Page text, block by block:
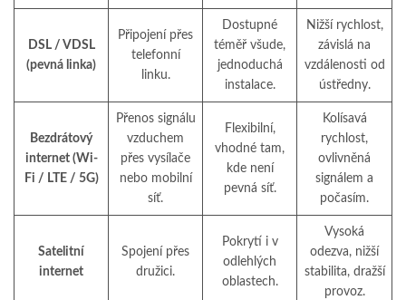
DSL / VDSL
(pevná linka)
Připojení přes
telefonní
linku.
Dostupné
téměř všude,
jednoduchá
instalace.
Nižší rychlost,
závislá na
vzdálenosti od
ústředny.
Bezdrátový
internet (Wi-
Fi / LTE / 5G)
Přenos signálu
vzduchem
přes vysílače
nebo mobilní
síť.
Flexibilní,
vhodné tam,
kde není
pevná síť.
Kolísavá
rychlost,
ovlivněná
signálem a
počasím.
Satelitní
internet
Spojení přes
družici.
Pokrytí i v
odlehlých
oblastech.
Vysoká
odezva, nižší
stabilita, dražší
provoz.